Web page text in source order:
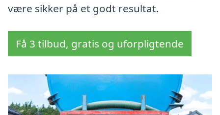
være sikker på et godt resultat.
Få 3 tilbud, gratis og uforpligtende